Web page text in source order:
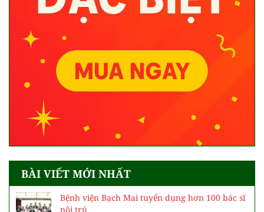
BÀI VIẾT MỚI NHẤT
Bệnh viện Bạch Mai tuyển dụng hơn 100 bác sĩ
nội trú